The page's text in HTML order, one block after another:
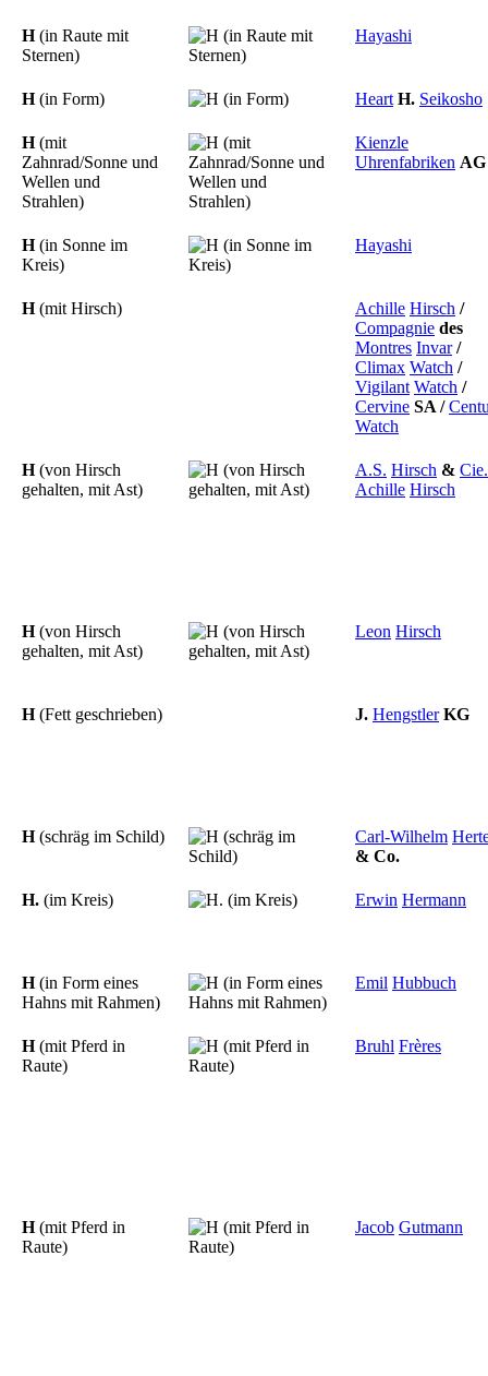
H(in Raute mit
Sternen)
Hayashi
H(in Form) Heart H. Seikosho
H(mit
Zahnrad/Sonne und
Wellen und
Strahlen)
Kienzle
Uhrenfabriken AG
H(in Sonne im
Kreis)
Hayashi
H(mit Hirsch) Achille Hirsch /
Compagnie des
Montres Invar /
Climax Watch /
Vigilant Watch /
Cervine SA /
Watch
H(von Hirsch
gehalten, mit Ast)
A.S. Hirsch & Cie.
Achille Hirsch
H(von Hirsch
gehalten, mit Ast)
Leon Hirsch
H(Fett geschrieben) J. Hengstler KG
H(schräg im Schild) Carl-Wilhelm
& Co.
H. (im Kreis) Erwin Hermann
H(in Form eines
Hahns mit Rahmen)
Emil Hubbuch
H(mit Pferd in
Raute)
Bruhl Frères
H(mit Pferd in
Raute)
Jacob Gutmann